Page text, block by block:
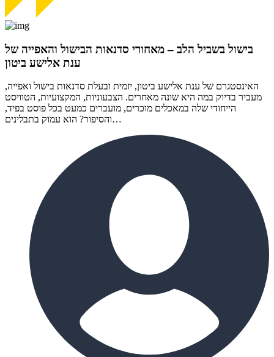
בישול בשביל הלב – מאחורי סדנאות הבישול והאפייה של
ענת אלישע ביטון
האינסטגרם של ענת אלישע ביטון, יזמית ובעלת סדנאות בישול ואפייה,
מעביר בדיוק במה היא שונה מאחרים. הצבעוניות, המקצועיות, הטוויסט
הייחודי שלה במאכלים מוכרים, מועברים כמעט בכל פוסט בפיד,
והסיפור? הוא עמוק בתבלינים…